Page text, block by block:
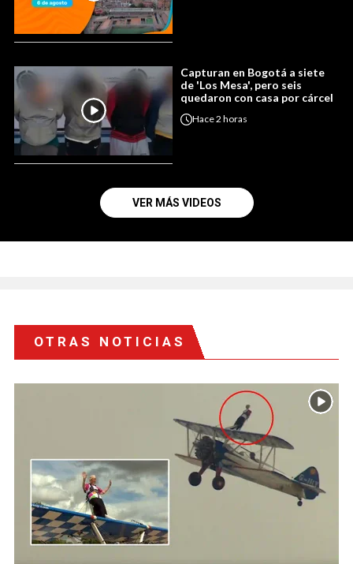
Capturan en Bogotá a siete
de 'Los Mesa', pero seis
quedaron con casa por cárcel
Hace2 horas
VER MÁS VIDEOS
OTRAS NOTICIAS